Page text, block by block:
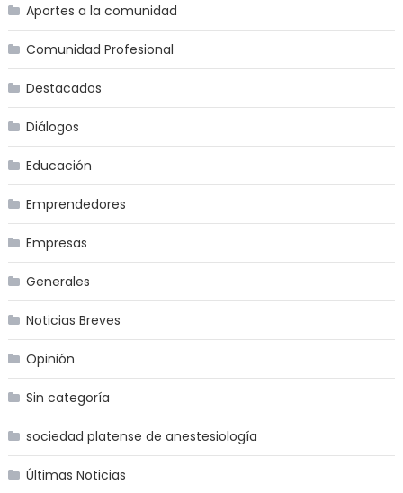
Aportes a la comunidad
Comunidad Profesional
Destacados
Diálogos
Educación
Emprendedores
Empresas
Generales
Noticias Breves
Opinión
Sin categoría
sociedad platense de anestesiología
Últimas Noticias